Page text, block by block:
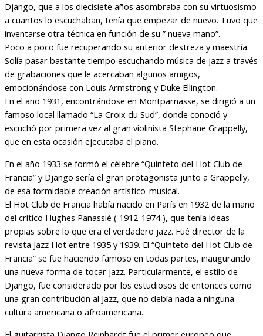
Django, que a los diecisiete años asombraba con su virtuosismo
a cuantos lo escuchaban, tenía que empezar de nuevo. Tuvo que
inventarse otra técnica en función de su ” nueva mano”.
Poco a poco fue recuperando su anterior destreza y maestría.
Solía pasar bastante tiempo escuchando música de jazz a través
de grabaciones que le acercaban algunos amigos,
emocionándose con Louis Armstrong y Duke Ellington.
En el año 1931, encontrándose en Montparnasse, se dirigió a un
famoso local llamado “La Croix du Sud”, donde conoció y
escuchó por primera vez al gran violinista Stephane Grappelly,
que en esta ocasión ejecutaba el piano.
En el año 1933 se formó el célebre “Quinteto del Hot Club de
Francia” y Django sería el gran protagonista junto a Grappelly,
de esa formidable creación artístico-musical.
El Hot Club de Francia había nacido en París en 1932 de la mano
del crítico Hughes Panassié ( 1912-1974 ), que tenía ideas
propias sobre lo que era el verdadero jazz. Fué director de la
revista Jazz Hot entre 1935 y 1939. El “Quinteto del Hot Club de
Francia” se fue haciendo famoso en todas partes, inaugurando
una nueva forma de tocar jazz. Particularmente, el estilo de
Django, fue considerado por los estudiosos de entonces como
una gran contribución al Jazz, que no debía nada a ninguna
cultura americana o afroamericana.